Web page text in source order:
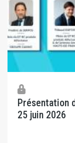
Présentation
25 juin 2026